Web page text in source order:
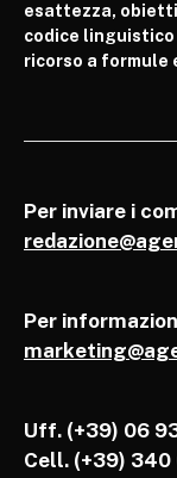
esattezza,
codice
ricorso a formule
Per inviare i
Per
Uff. (+39) 06
Cell. (+39) 340